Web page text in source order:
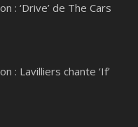
: ‘Drive’ de The Cars
: Lavilliers chante ‘If’